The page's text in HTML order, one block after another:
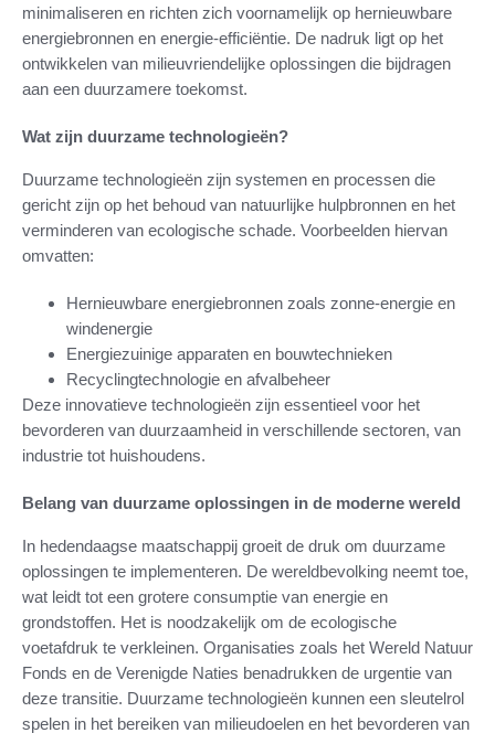
minimaliseren en richten zich voornamelijk op hernieuwbare
energiebronnen en energie-efficiëntie. De nadruk ligt op het
ontwikkelen van milieuvriendelijke oplossingen die bijdragen
aan een duurzamere toekomst.
Wat zijn duurzame technologieën?
Duurzame technologieën zijn systemen en processen die
gericht zijn op het behoud van natuurlijke hulpbronnen en het
verminderen van ecologische schade. Voorbeelden hiervan
omvatten:
Hernieuwbare energiebronnen zoals zonne-energie en
windenergie
Energiezuinige apparaten en bouwtechnieken
Recyclingtechnologie en afvalbeheer
Deze innovatieve technologieën zijn essentieel voor het
bevorderen van duurzaamheid in verschillende sectoren, van
industrie tot huishoudens.
Belang van duurzame oplossingen in de moderne wereld
In hedendaagse maatschappij groeit de druk om duurzame
oplossingen te implementeren. De wereldbevolking neemt toe,
wat leidt tot een grotere consumptie van energie en
grondstoffen. Het is noodzakelijk om de ecologische
voetafdruk te verkleinen. Organisaties zoals het Wereld Natuur
Fonds en de Verenigde Naties benadrukken de urgentie van
deze transitie. Duurzame technologieën kunnen een sleutelrol
spelen in het bereiken van milieudoelen en het bevorderen van